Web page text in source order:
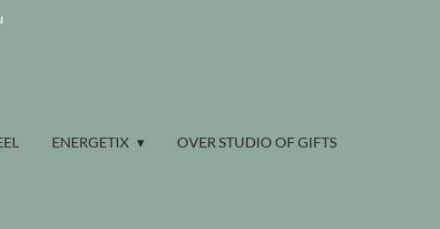
ENERGETIX OVER STUDIO OF GIFTS